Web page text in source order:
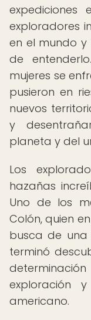
expediciones
exploradores
en el mundo
de
mujeres se
pusieron en
nuevos
y
planeta y del
Los
hazañas
Uno de los
Colón, quien
busca de
terminó
exploración
americano.